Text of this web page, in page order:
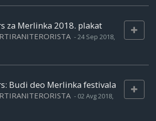
za Merlinka 2018. plakat
-24 Sep 2018,
Budi deo Merlinka festivala
- 02 Avg 2018,